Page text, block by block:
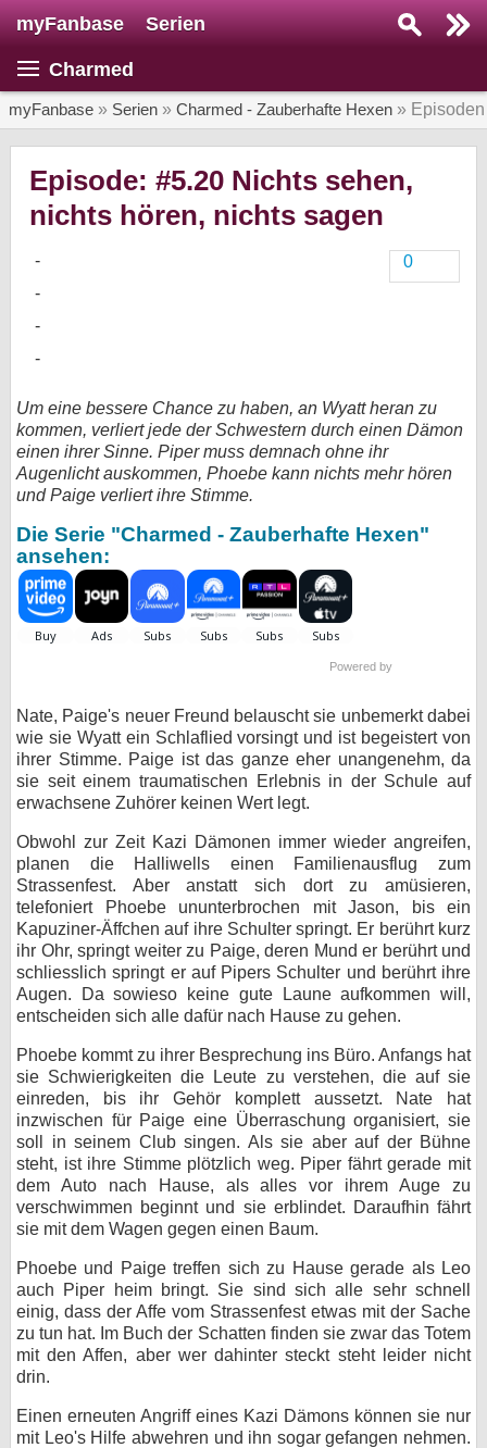
myFanbase Serien
Charmed
myFanbase » Serien » Charmed - Zauberhafte Hexen »
Episode: #5.20 Nichts sehen,
nichts hören, nichts sagen
0
Um eine bessere Chance zu haben, an Wyatt heran zu
kommen, verliert jede der Schwestern durch einen Dämon
einen ihrer Sinne. Piper muss demnach ohne ihr
Augenlicht auskommen, Phoebe kann nichts mehr hören
und Paige verliert ihre Stimme.
Die Serie "Charmed - Zauberhafte Hexen"
ansehen:
Powered by
Nate, Paige's neuer Freund belauscht sie unbemerkt dabei
wie sie Wyatt ein Schlaflied vorsingt und ist begeistert von
ihrer Stimme. Paige ist das ganze eher unangenehm, da
sie seit einem traumatischen Erlebnis in der Schule auf
erwachsene Zuhörer keinen Wert legt.
Obwohl zur Zeit Kazi Dämonen immer wieder angreifen,
planen die Halliwells einen Familienausflug zum
Strassenfest. Aber anstatt sich dort zu amüsieren,
telefoniert Phoebe ununterbrochen mit Jason, bis ein
Kapuziner-Äffchen auf ihre Schulter springt. Er berührt kurz
ihr Ohr, springt weiter zu Paige, deren Mund er berührt und
schliesslich springt er auf Pipers Schulter und berührt ihre
Augen. Da sowieso keine gute Laune aufkommen will,
entscheiden sich alle dafür nach Hause zu gehen.
Phoebe kommt zu ihrer Besprechung ins Büro. Anfangs hat
sie Schwierigkeiten die Leute zu verstehen, die auf sie
einreden, bis ihr Gehör komplett aussetzt. Nate hat
inzwischen für Paige eine Überraschung organisiert, sie
soll in seinem Club singen. Als sie aber auf der Bühne
steht, ist ihre Stimme plötzlich weg. Piper fährt gerade mit
dem Auto nach Hause, als alles vor ihrem Auge zu
verschwimmen beginnt und sie erblindet. Daraufhin fährt
sie mit dem Wagen gegen einen Baum.
Phoebe und Paige treffen sich zu Hause gerade als Leo
auch Piper heim bringt. Sie sind sich alle sehr schnell
einig, dass der Affe vom Strassenfest etwas mit der Sache
zu tun hat. Im Buch der Schatten finden sie zwar das Totem
mit den Affen, aber wer dahinter steckt steht leider nicht
drin.
Einen erneuten Angriff eines Kazi Dämons können sie nur
mit Leo's Hilfe abwehren und ihn sogar gefangen nehmen.
SERIEN
Kolumnen
Gewinnspiele
Forum
Kontakt
Datenschutz
Cookie-Einstellungen
Desktop-Ansicht
myFanbase